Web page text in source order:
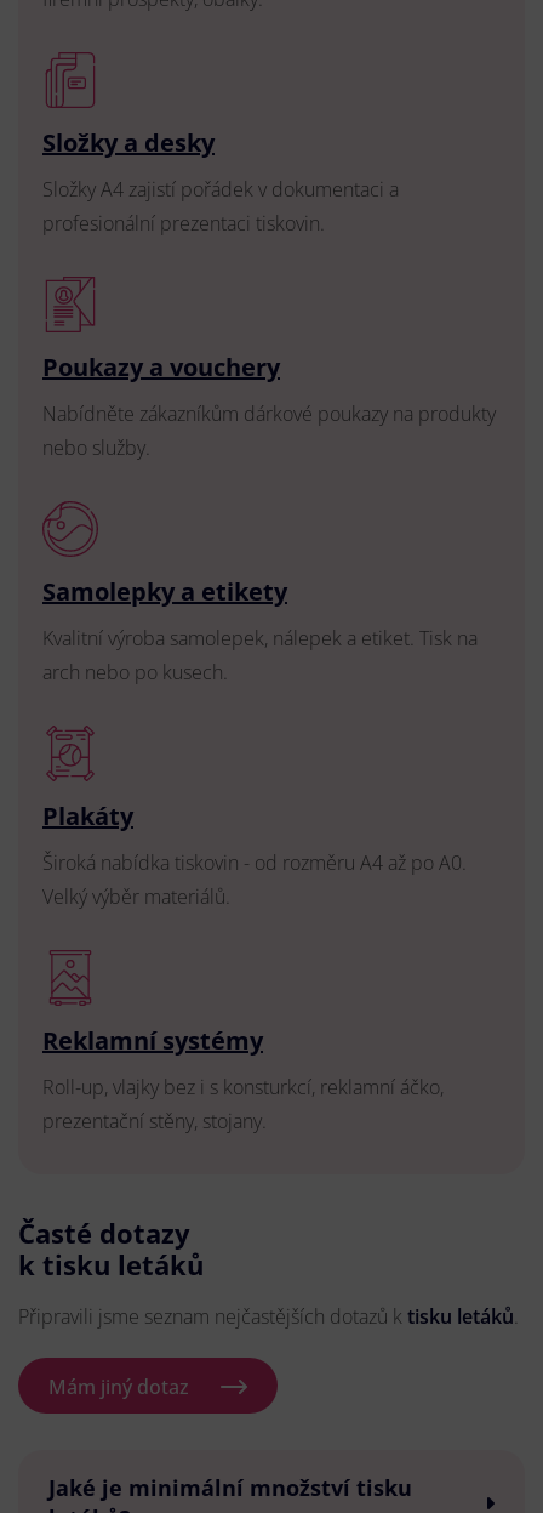
Složky a desky
Složky A4 zajistí pořádek v dokumentaci a
profesionální prezentaci tiskovin.
Poukazy a vouchery
Nabídněte zákazníkům dárkové poukazy na produkty
nebo služby.
Samolepky a etikety
Kvalitní výroba samolepek, nálepek a etiket. Tisk na
arch nebo po kusech.
Plakáty
Široká nabídka tiskovin - od rozměru A4 až po A0.
Velký výběr materiálů.
Reklamní systémy
Roll-up, vlajky bez i s konsturkcí, reklamní áčko,
prezentační stěny, stojany.
Časté dotazy
k tisku letáků
Připravili jsme seznam nejčastějších dotazů k tisku letáků.
Mám jiný dotaz
Jaké je minimální množství tisku